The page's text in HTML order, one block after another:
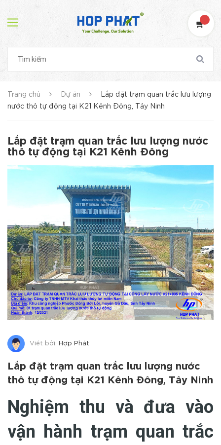
Trang chủ Dự án
Lắp đặt trạm quan trắc lưu lượng
nước thô tự động tại K21 Kênh Đông, Tây Ninh
Lắp đặt trạm quan trắc lưu lượng nước
thô tự động tại K21 Kênh Đông
Viết bởi: Hợp Phát
Lắp đặt trạm quan trắc lưu lượng nước
thô tự động tại K21 Kênh Đông, Tây Ninh
Nghiệm thu và đưa vào
vận hành trạm quan trắc